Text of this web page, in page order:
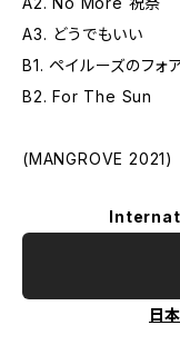
A3. どうでもいい
B1. ペイルーズのフォ
B2. For The Sun
(MANGROVE 2021)
日